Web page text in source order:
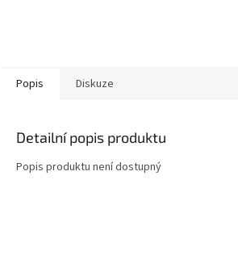
Popis Diskuze
Detailní popis produktu
Popis produktu není dostupný